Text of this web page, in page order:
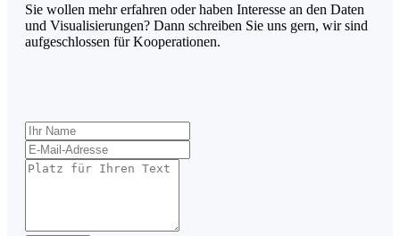
Sie wollen mehr erfahren oder haben Interesse an den Daten
und Visualisierungen? Dann schreiben Sie uns gern, wir sind
aufgeschlossen für Kooperationen.
Lass
dieses
Feld
leer